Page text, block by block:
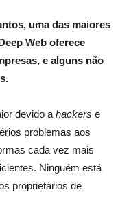
uma das maiores
Web oferece
e alguns não
devido a hackers e
problemas aos
cada vez mais
Ninguém está
proprietários de